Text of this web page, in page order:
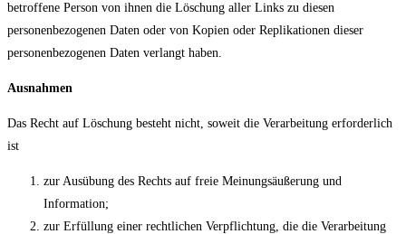
betroffene Person von ihnen die Löschung aller Links zu diesen
personenbezogenen Daten oder von Kopien oder Replikationen dieser
personenbezogenen Daten verlangt haben.
Ausnahmen
Das Recht auf Löschung besteht nicht, soweit die Verarbeitung erforderlich
ist
zur Ausübung des Rechts auf freie Meinungsäußerung und
Information;
zur Erfüllung einer rechtlichen Verpflichtung, die die Verarbeitung